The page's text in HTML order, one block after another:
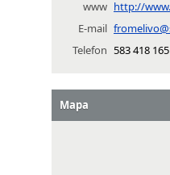
www http://
E-mail
Telefon 583 418 165
Mapa